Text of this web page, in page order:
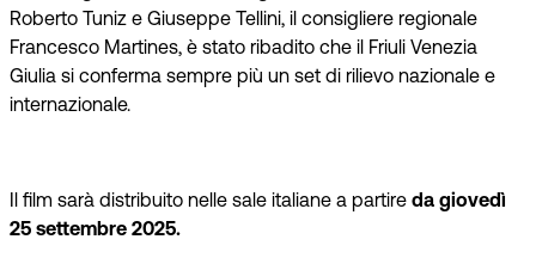
Roberto Tuniz e Giuseppe Tellini, il consigliere regionale
Francesco Martines, è stato ribadito che il Friuli Venezia
Giulia si conferma sempre più un set di rilievo nazionale e
internazionale.
Il film sarà distribuito nelle sale italiane a partire da giovedì
25 settembre 2025.